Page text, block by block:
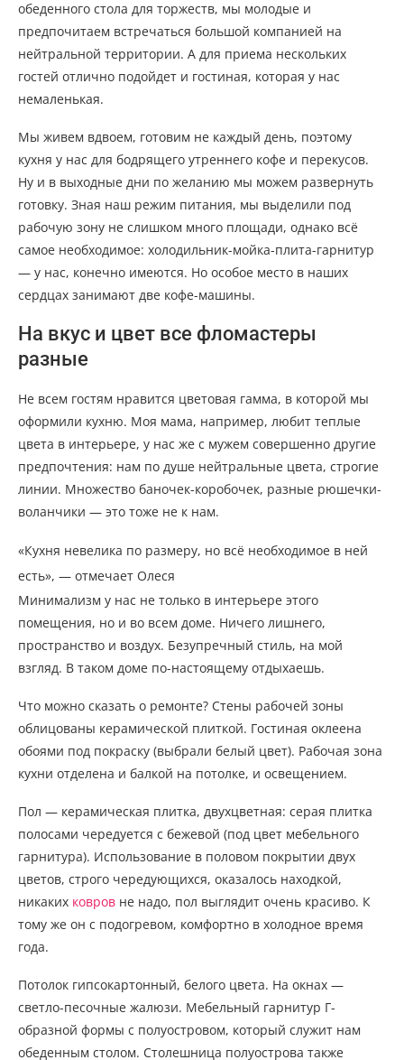
обеденного стола для торжеств, мы молодые и
предпочитаем встречаться большой компанией на
нейтральной территории. А для приема нескольких
гостей отлично подойдет и гостиная, которая у нас
немаленькая.
Мы живем вдвоем, готовим не каждый день, поэтому
кухня у нас для бодрящего утреннего кофе и перекусов.
Ну и в выходные дни по желанию мы можем развернуть
готовку. Зная наш режим питания, мы выделили под
рабочую зону не слишком много площади, однако всё
самое необходимое: холодильник-мойка-плита-гарнитур
— у нас, конечно имеются. Но особое место в наших
сердцах занимают две кофе-машины.
На вкус и цвет все фломастеры
разные
Не всем гостям нравится цветовая гамма, в которой мы
оформили кухню. Моя мама, например, любит теплые
цвета в интерьере, у нас же с мужем совершенно другие
предпочтения: нам по душе нейтральные цвета, строгие
линии. Множество баночек-коробочек, разные рюшечки-
воланчики — это тоже не к нам.
«Кухня невелика по размеру, но всё необходимое в ней
есть», — отмечает Олеся
Минимализм у нас не только в интерьере этого
помещения, но и во всем доме. Ничего лишнего,
пространство и воздух. Безупречный стиль, на мой
взгляд. В таком доме по-настоящему отдыхаешь.
Что можно сказать о ремонте? Стены рабочей зоны
облицованы керамической плиткой. Гостиная оклеена
обоями под покраску (выбрали белый цвет). Рабочая зона
кухни отделена и балкой на потолке, и освещением.
Пол — керамическая плитка, двухцветная: серая плитка
полосами чередуется с бежевой (под цвет мебельного
гарнитура). Использование в половом покрытии двух
цветов, строго чередующихся, оказалось находкой,
никаких ковров не надо, пол выглядит очень красиво. К
тому же он с подогревом, комфортно в холодное время
года.
Потолок гипсокартонный, белого цвета. На окнах —
светло-песочные жалюзи. Мебельный гарнитур Г-
образной формы с полуостровом, который служит нам
обеденным столом. Столешница полуострова также